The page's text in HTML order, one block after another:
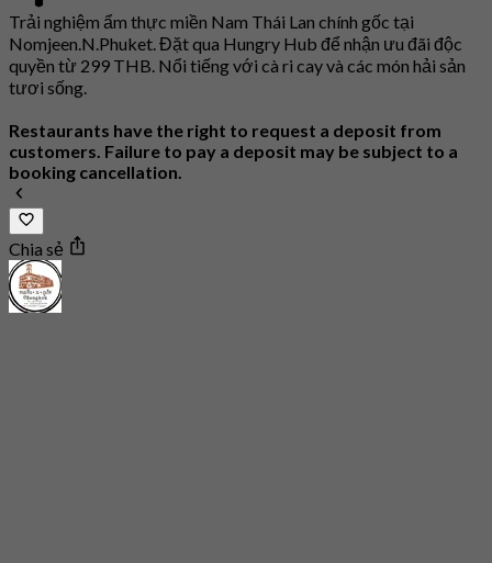
Trải nghiệm ẩm thực miền Nam Thái Lan chính gốc tại
Nomjeen.N.Phuket. Đặt qua Hungry Hub để nhận ưu đãi độc
quyền từ 299 THB. Nổi tiếng với cà ri cay và các món hải sản
tươi sống.
Restaurants have the right to request a deposit from
customers. Failure to pay a deposit may be subject to a
booking cancellation.
Chia sẻ